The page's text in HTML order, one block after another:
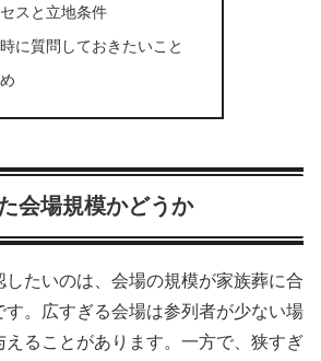
スと立地条件
に質問しておきたいこと
会場規模かどうか
たいのは、会場の規模が家族葬に合
す。広すぎる会場は参列者が少ない場
えることがあります。一方で、狭すぎ